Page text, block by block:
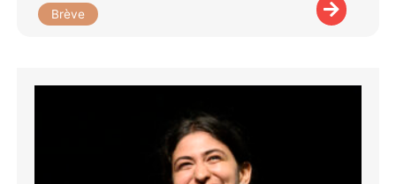
Brève